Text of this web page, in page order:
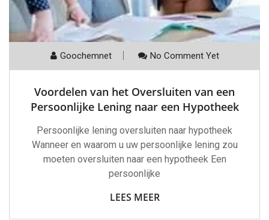
Goochemnet No Comment Yet
Voordelen van het Oversluiten van een
Persoonlijke Lening naar een Hypotheek
Persoonlijke lening oversluiten naar hypotheek
Wanneer en waarom u uw persoonlijke lening zou
moeten oversluiten naar een hypotheek Een
persoonlijke
LEES MEER